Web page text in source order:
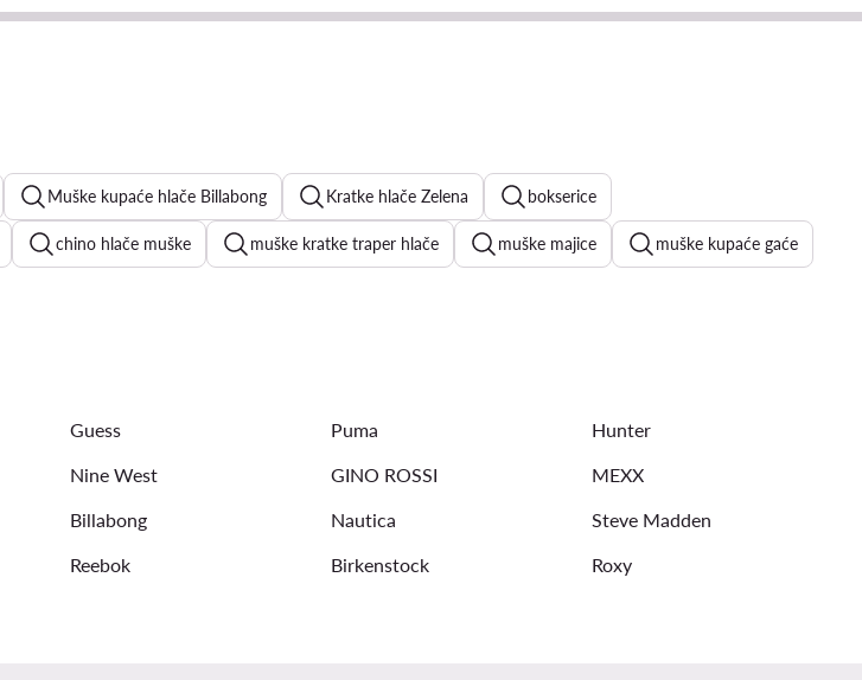
Muške kupaće hlače Billabong Kratke hlače Zelena bokserice
chino hlače muške muške kratke traper hlače muške majice muške kupaće gaće
Guess Puma
Hunter
Nine West GINO ROSSI
MEXX
Billabong Nautica
Steve Madden
Reebok Birkenstock Roxy